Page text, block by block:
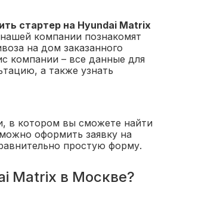
стартер на Hyundai Matrix
компании познакомят
на дом заказанного
компании – все данные для
а также узнать
в котором вы сможете найти
оформить заявку на
простую форму.
Matrix в Москве?